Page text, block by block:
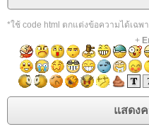
*ใช้ code html ตกแต่งข้อความได้เฉพ
+